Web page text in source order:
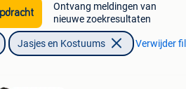
Ontvang meldingen van
nieuwe zoekresultaten
Jasjes en Kostuums Verwijder